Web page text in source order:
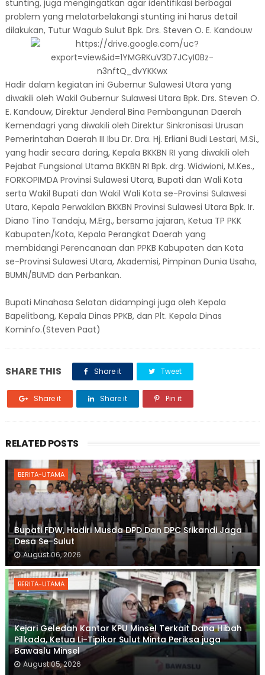
stunting, juga mengingatkan agar identifikasi berbagai
problem yang melatarbelakangi stunting ini harus detail
dilakukan, Tutur Wagub Sulut Bpk. Drs. Steven O. E. Kandouw
Hadir dalam kegiatan ini Gubernur Sulawesi Utara yang
diwakili oleh Wakil Gubernur Sulawesi Utara Bpk. Drs. Steven O.
E. Kandouw, Direktur Jenderal Bina Pembangunan Daerah
Kemendagri yang diwakili oleh Direktur Sinkronisasi Urusan
Pemerintahan Daerah III Ibu Dr. Dra. Hj. Erliani Budi Lestari, M.Si.,
yang hadir secara daring, Kepala BKKBN RI yang diwakili oleh
Pejabat Fungsional Utama BKKBN RI Bpk. drg. Widwioni, M.Kes.,
FORKOPIMDA Provinsi Sulawesi Utara, Bupati dan Wali Kota
serta Wakil Bupati dan Wakil Wali Kota se-Provinsi Sulawesi
Utara, Kepala Perwakilan BKKBN Provinsi Sulawesi Utara Bpk. Ir.
Diano Tino Tandaju, M.Erg., bersama jajaran, Ketua TP PKK
Kabupaten/Kota, Kepala Perangkat Daerah yang
membidangi Perencanaan dan PPKB Kabupaten dan Kota
se-Provinsi Sulawesi Utara, Akademisi, Pimpinan Dunia Usaha,
BUMN/BUMD dan Perbankan.
Bupati Minahasa Selatan didampingi juga oleh Kepala
Bapelitbang, Kepala Dinas PPKB, dan Plt. Kepala Dinas
Kominfo.(Steven Paat)
SHARE THIS Share it Tweet
Share it Share it Pin it
RELATED POSTS
BERITA-UTAMA
Bupati FDW, Hadiri Musda DPD Dan DPC Srikandi Jaga
Desa Se-Sulut
August 06, 2026
BERITA-UTAMA
Kejari Geledah Kantor KPU Minsel Terkait Dana Hibah
Pilkada, Ketua Li-Tipikor Sulut Minta Periksa juga
Bawaslu Minsel
August 05, 2026